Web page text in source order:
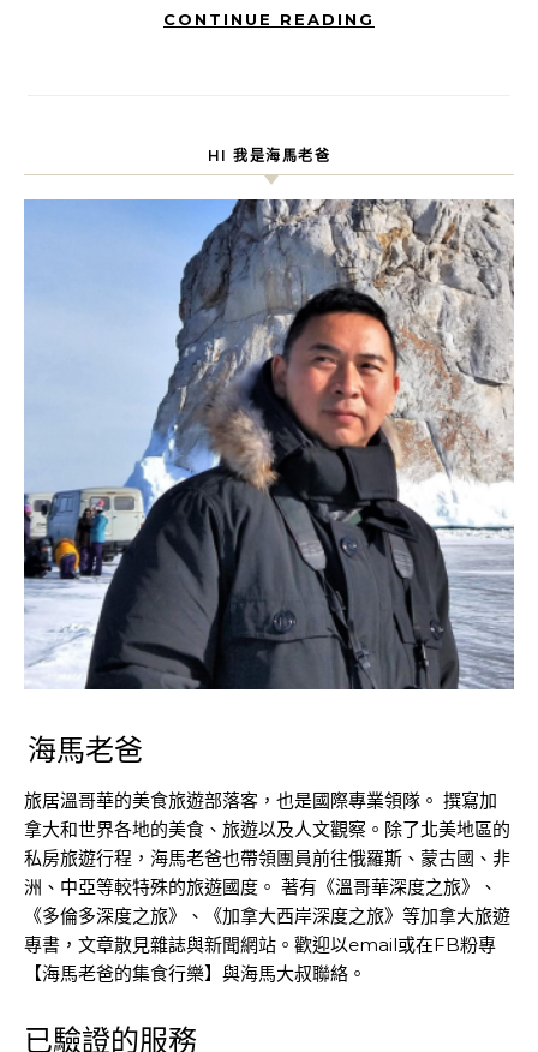
CONTINUE READING
HI 我是海馬老爸
海馬老爸
旅居溫哥華的美食旅遊部落客，也是國際專業領隊。 撰寫加
拿大和世界各地的美食、旅遊以及人文觀察。除了北美地區的
私房旅遊行程，海馬老爸也帶領團員前往俄羅斯、蒙古國、非
洲、中亞等較特殊的旅遊國度。 著有《溫哥華深度之旅》、
《多倫多深度之旅》、《加拿大西岸深度之旅》等加拿大旅遊
專書，文章散見雜誌與新聞網站。歡迎以email或在FB粉專
【海馬老爸的集食行樂】與海馬大叔聯絡。
已驗證的服務